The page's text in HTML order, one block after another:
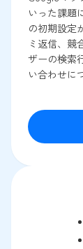
いった課題
の初期設定
ミ返信、競
ザーの検索
い合わせに